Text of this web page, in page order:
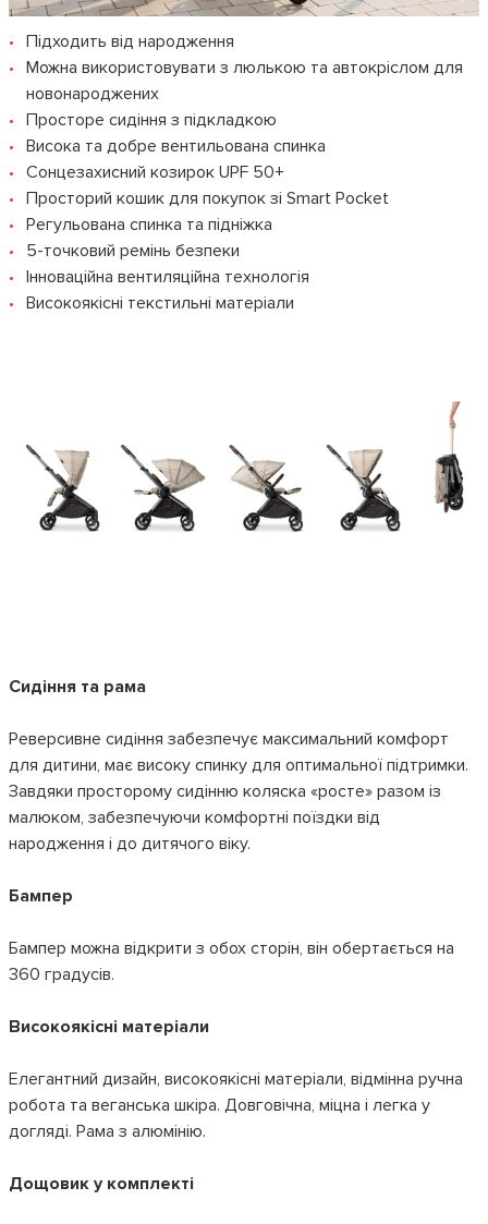
Підходить від народження
Можна використовувати з люлькою та автокріслом для
новонароджених
Просторе сидіння з підкладкою
Висока та добре вентильована спинка
Сонцезахисний козирок UPF 50+
Просторий кошик для покупок зі Smart Pocket
Регульована спинка та підніжка
5-точковий ремінь безпеки
Інноваційна вентиляційна технологія
Високоякісні текстильні матеріали
Сидіння та рама
Реверсивне сидіння забезпечує максимальний комфорт
для дитини, має високу спинку для оптимальної підтримки.
Завдяки просторому сидінню коляска «росте» разом із
малюком, забезпечуючи комфортні поїздки від
народження і до дитячого віку.
Бампер
Бампер можна відкрити з обох сторін, він обертається на
360 градусів.
Високоякісні матеріали
Елегантний дизайн, високоякісні матеріали, відмінна ручна
робота та веганська шкіра. Довговічна, міцна і легка у
догляді. Рама з алюмінію.
Дощовик у комплекті